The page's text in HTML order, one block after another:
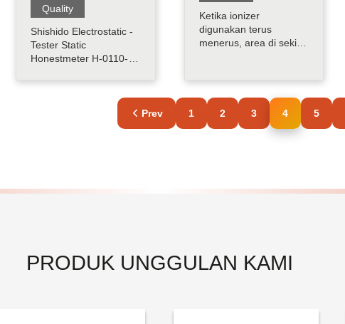
Quality
Shishido Electrostatic -
Tester Static
Honestmeter H-0110-
yang dirancang untuk
mengukur redaman
merupakan perangkat
untuk mengisi
Ketika ionizer
digunakan terus
menerus, area di sekitar
menjadi kotor,
menyebabkan
penurunan efektivitas
proses eliminasi statis.
Prev 1 2 3 4 5
PRODUK UNGGULAN KAMI